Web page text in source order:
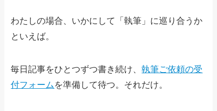
わたしの場合、いかにして「執筆」に巡り合うか
といえば。
毎日記事をひとつずつ書き続け、執筆ご依頼の受
付フォーム を準備して待つ。それだけ。